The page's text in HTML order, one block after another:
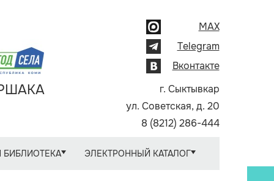
MAX
Telegram
Вконтакте
г. Сыктывкар
ул. Советская, д. 20
8 (8212) 286-444
БИБЛИОТЕКА ЭЛЕКТРОННЫЙ КАТАЛОГ